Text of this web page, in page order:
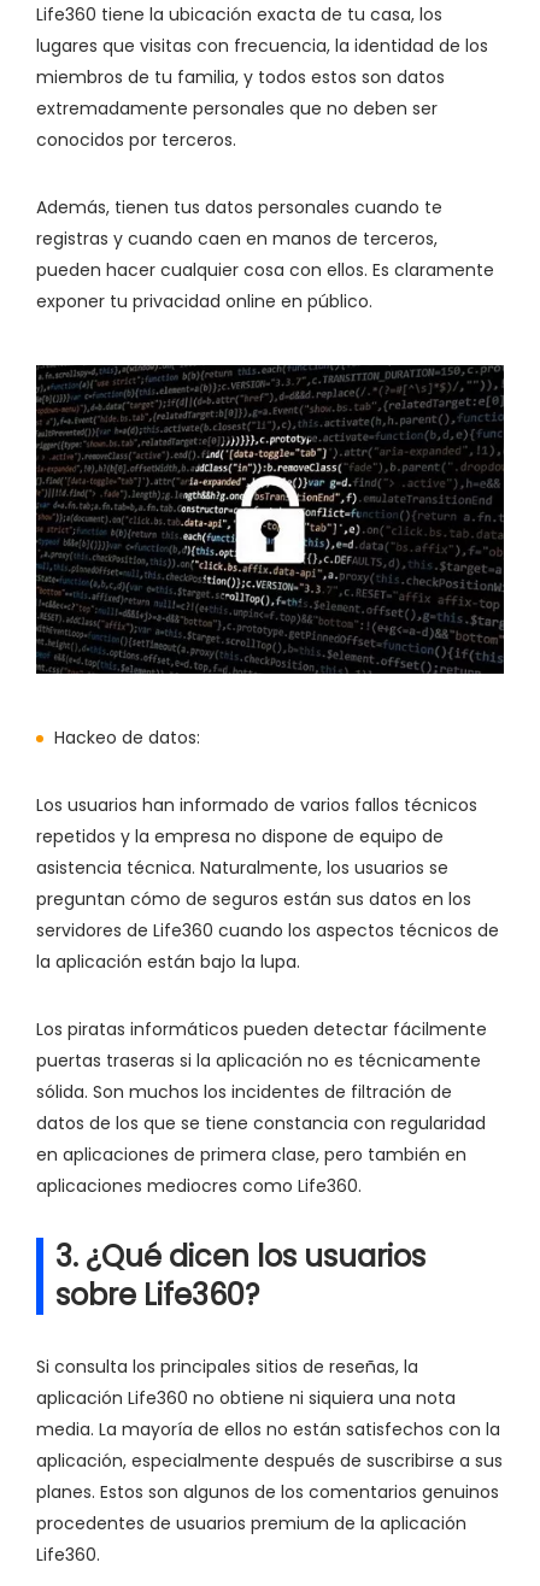
Life360 tiene la ubicación exacta de tu casa, los
lugares que visitas con frecuencia, la identidad de los
miembros de tu familia, y todos estos son datos
extremadamente personales que no deben ser
conocidos por terceros.
Además, tienen tus datos personales cuando te
registras y cuando caen en manos de terceros,
pueden hacer cualquier cosa con ellos. Es claramente
exponer tu privacidad online en público.
Hackeo de datos:
Los usuarios han informado de varios fallos técnicos
repetidos y la empresa no dispone de equipo de
asistencia técnica. Naturalmente, los usuarios se
preguntan cómo de seguros están sus datos en los
servidores de Life360 cuando los aspectos técnicos de
la aplicación están bajo la lupa.
Los piratas informáticos pueden detectar fácilmente
puertas traseras si la aplicación no es técnicamente
sólida. Son muchos los incidentes de filtración de
datos de los que se tiene constancia con regularidad
en aplicaciones de primera clase, pero también en
aplicaciones mediocres como Life360.
3. ¿Qué dicen los usuarios
sobre Life360?
Si consulta los principales sitios de reseñas, la
aplicación Life360 no obtiene ni siquiera una nota
media. La mayoría de ellos no están satisfechos con la
aplicación, especialmente después de suscribirse a sus
planes. Estos son algunos de los comentarios genuinos
procedentes de usuarios premium de la aplicación
Life360.